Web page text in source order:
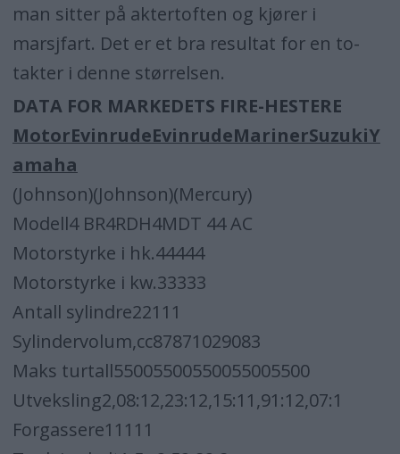
man sitter på aktertoften og kjører i
marsjfart. Det er et bra resultat for en to-
takter i denne størrelsen.
DATA FOR MARKEDETS FIRE-HESTERE
MotorEvinrudeEvinrudeMarinerSuzukiY
amaha
(Johnson)(Johnson)(Mercury)
Modell4 BR4RDH4MDT 44 AC
Motorstyrke i hk.44444
Motorstyrke i kw.33333
Antall sylindre22111
Sylindervolum,cc87871029083
Maks turtall55005500550055005500
Utveksling2,08:12,23:12,15:11,91:12,07:1
Forgassere11111